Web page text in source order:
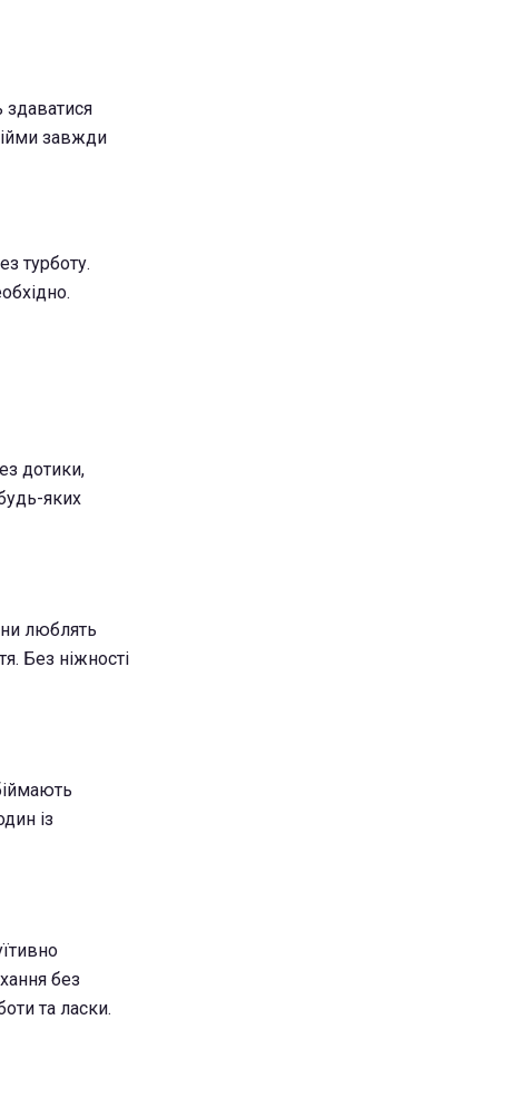
здаватися
завжди
турботу.
дотики,
яких
люблять
Без ніжності
із
без
та ласки.